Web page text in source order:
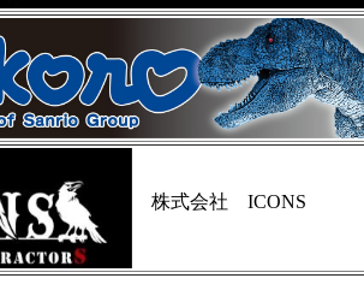
株式会社 ICONS